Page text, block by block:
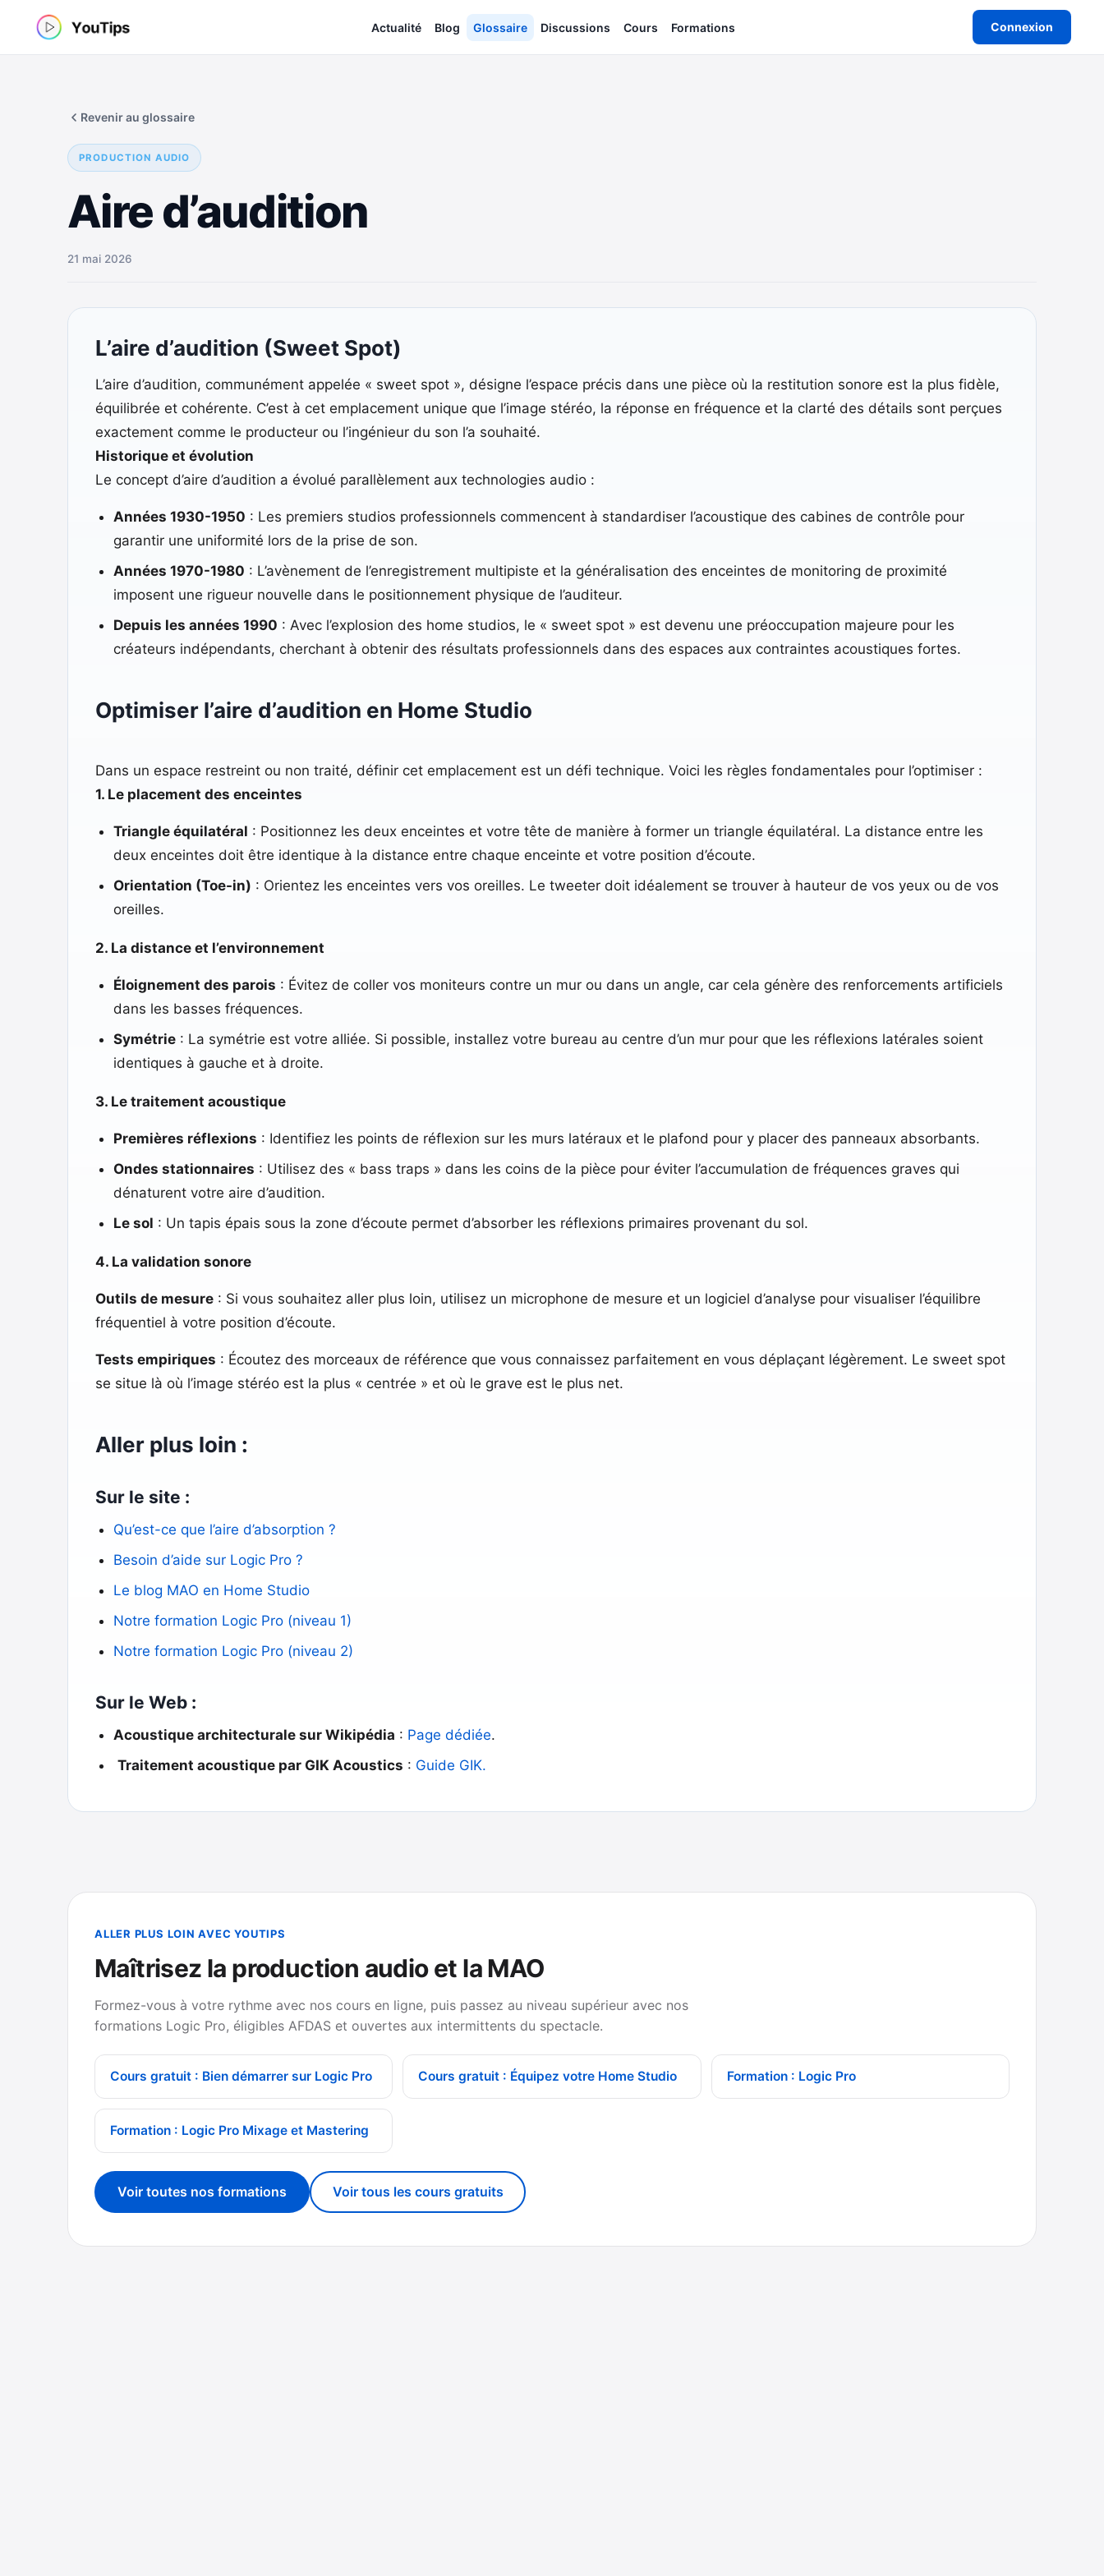
Actualité Blog Glossaire Discussions Cours Formations Connexion
PRODUCTION AUDIO
Aire d’audition
Revenir au glossaire
21 mai 2026
L’aire d’audition (Sweet Spot)
L’aire d’audition, communément appelée « sweet spot », désigne l’espace précis dans une pièce où la restitution sonore est la plus fidèle,
équilibrée et cohérente. C’est à cet emplacement unique que l’image stéréo, la réponse en fréquence et la clarté des détails sont perçues
exactement comme le producteur ou l’ingénieur du son l’a souhaité.
Historique et évolution
Le concept d’aire d’audition a évolué parallèlement aux technologies audio :
Années 1930-1950 : Les premiers studios professionnels commencent à standardiser l’acoustique des cabines de contrôle pour
garantir une uniformité lors de la prise de son.
Années 1970-1980 : L’avènement de l’enregistrement multipiste et la généralisation des enceintes de monitoring de proximité
imposent une rigueur nouvelle dans le positionnement physique de l’auditeur.
Depuis les années 1990 : Avec l’explosion des home studios, le « sweet spot » est devenu une préoccupation majeure pour les
créateurs indépendants, cherchant à obtenir des résultats professionnels dans des espaces aux contraintes acoustiques fortes.
Optimiser l’aire d’audition en Home Studio
Dans un espace restreint ou non traité, définir cet emplacement est un défi technique. Voici les règles fondamentales pour l’optimiser :
1. Le placement des enceintes
Triangle équilatéral : Positionnez les deux enceintes et votre tête de manière à former un triangle équilatéral. La distance entre les
deux enceintes doit être identique à la distance entre chaque enceinte et votre position d’écoute.
Orientation (Toe-in) : Orientez les enceintes vers vos oreilles. Le tweeter doit idéalement se trouver à hauteur de vos yeux ou de vos
oreilles.
2. La distance et l’environnement
Éloignement des parois : Évitez de coller vos moniteurs contre un mur ou dans un angle, car cela génère des renforcements artificiels
dans les basses fréquences.
Symétrie: La symétrie est votre alliée. Si possible, installez votre bureau au centre d’un mur pour que les réflexions latérales soient
identiques à gauche et à droite.
3. Le traitement acoustique
Premières réflexions : Identifiez les points de réflexion sur les murs latéraux et le plafond pour y placer des panneaux absorbants.
Ondes stationnaires : Utilisez des « bass traps » dans les coins de la pièce pour éviter l’accumulation de fréquences graves qui
dénaturent votre aire d’audition.
Le sol : Un tapis épais sous la zone d’écoute permet d’absorber les réflexions primaires provenant du sol.
4. La validation sonore
Outils de mesure: Si vous souhaitez aller plus loin, utilisez un microphone de mesure et un logiciel d’analyse pour visualiser l’équilibre
fréquentiel à votre position d’écoute.
Tests empiriques : Écoutez des morceaux de référence que vous connaissez parfaitement en vous déplaçant légèrement. Le sweet spot
se situe là où l’image stéréo est la plus « centrée » et où le grave est le plus net.
Aller plus loin :
Sur le site :
Qu’est-ce que l’aire d’absorption ?
Besoin d’aide sur Logic Pro ?
Le blog MAO en Home Studio
Notre formation Logic Pro (niveau 1)
Notre formation Logic Pro (niveau 2)
Sur le Web :
Acoustique architecturale sur Wikipédia : Page dédiée.
Traitement acoustique par GIK Acoustics : Guide GIK.
ALLER PLUS LOIN AVEC YOUTIPS
Maîtrisez la production audio et la MAO
Formez-vous à votre rythme avec nos cours en ligne, puis passez au niveau supérieur avec nos
formations Logic Pro, éligibles AFDAS et ouvertes aux intermittents du spectacle.
Cours gratuit : Bien démarrer sur Logic Pro Cours gratuit : Équipez votre Home Studio Formation : Logic Pro
Formation : Logic Pro Mixage et Mastering
Voir toutes nos formations Voir tous les cours gratuits